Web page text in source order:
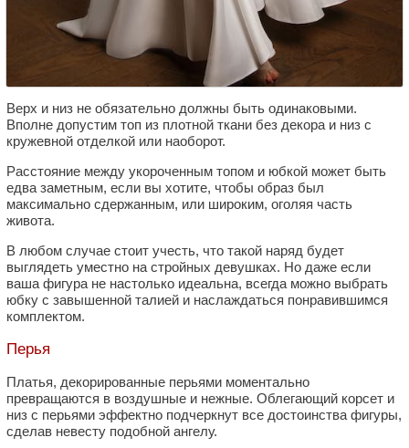
Верх и низ не обязательно должны быть одинаковыми.
Вполне допустим топ из плотной ткани без декора и низ с
кружевной отделкой или наоборот.
Расстояние между укороченным топом и юбкой может быть
едва заметным, если вы хотите, чтобы образ был
максимально сдержанным, или широким, оголяя часть
живота.
В любом случае стоит учесть, что такой наряд будет
выглядеть уместно на стройных девушках. Но даже если
ваша фигура не настолько идеальна, всегда можно выбрать
юбку с завышенной талией и наслаждаться понравившимся
комплектом.
Перья
Платья, декорированные перьями моментально
превращаются в воздушные и нежные. Облегающий корсет и
низ с перьями эффектно подчеркнут все достоинства фигуры,
сделав невесту подобной ангелу.